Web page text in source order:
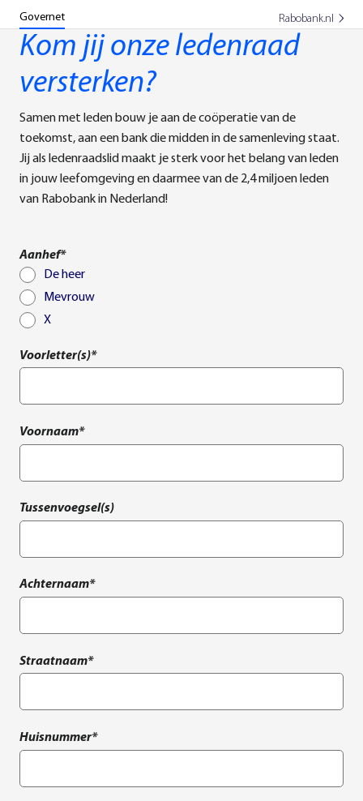
Governet Rabobank.nl
Kom jij onze ledenraad
versterken?
Samen met leden bouw je aan de coöperatie van de
toekomst, aan een bank die midden in de samenleving staat.
Jij als ledenraadslid maakt je sterk voor het belang van leden
in jouw leefomgeving en daarmee van de 2,4 miljoen leden
van Rabobank in Nederland!
Aanhef*
De heer
Mevrouw
X
Voorletter(s)*
Voornaam*
Tussenvoegsel(s)
Achternaam*
Straatnaam*
Huisnummer*